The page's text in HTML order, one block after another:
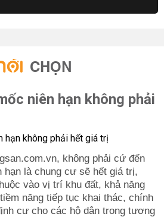
CHỌN
niên hạn không phải
không phải cứ đến
hạn là chung cư sẽ hết giá trị,
vào vị trí khu đất, khả năng
năng tiếp tục khai thác, chính
cư cho các hộ dân trong tương